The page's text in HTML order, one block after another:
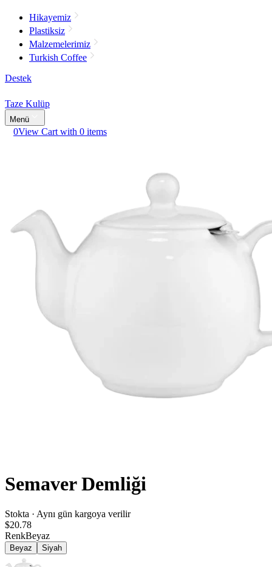
Hikayemiz
Plastiksiz
Malzemelerimiz
Turkish Coffee
Destek
Taze Kulüp
Menü
0View Cart with 0 items
Semaver Demliği
Stokta · Aynı gün kargoya verilir
$20.78
RenkBeyaz
Beyaz Siyah